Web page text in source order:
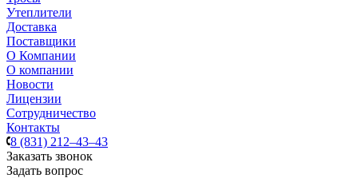
Утеплители
Доставка
Поставщики
О Компании
О компании
Новости
Лицензии
Сотрудничество
Контакты
8 (831) 212–43–43
Заказать звонок
Задать вопрос